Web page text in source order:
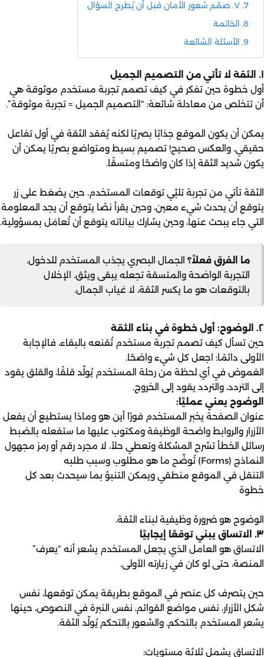
٧. صمّم شعور الأمان قبل أن يُطرح السؤال
الخاتمة
الأسئلة الشائعة
١. الثقة لا تأتي من التصميم الجميل
أول خطوة حين تفكر في كيف تصمم تجربة مستخدم موثوقة هي
أن تتخلص من معادلة شائعة: “التصميم الجميل = تجربة موثوقة”.
يمكن أن يكون الموقع جذابًا بصريًا لكنه يُفقد الثقة في أول تفاعل
حقيقي. والعكس صحيح! تصميم بسيط ومتواضع بصريًا يمكن أن
يكون شديد الثقة إذا كان واضحًا ومتسقًا.
الثقة تأتي من تجربة تلبّي توقعات المستخدم. حين يضغط على زر
يتوقع أن يحدث شيء معين، وحين يقرأ نصًا يتوقع أن يجد المعلومة
التي جاء يبحث عنها، وحين يشارك بياناته يتوقع أن تُعامَل بمسؤولية.
ما الفرق فعلاً؟ الجمال البصري يجذب المستخدم للدخول.
التجربة الواضحة والمتسقة تجعله يبقى ويثق. الإخلال
بالتوقعات هو ما يكسر الثقة، لا غياب الجمال.
٢. الوضوح: أول خطوة في بناء الثقة
حين تسأل كيف تصمم تجربة مستخدم تُقنعه بالبقاء، فالإجابة
الأولى دائمًا: اجعل كل شيء واضحًا.
الغموض في أي لحظة من رحلة المستخدم يُولّد قلقًا، والقلق يقود
إلى التردد، والتردد يقود إلى الخروج.
الوضوح يعني عمليًا:
عنوان الصفحة يخبر المستخدم فورًا أين هو وماذا يستطيع أن يفعل
الأزرار والروابط واضحة الوظيفة ومكتوب عليها ما ستفعله بالضبط
رسائل الخطأ تشرح المشكلة وتعطي حلاً، لا مجرد رقم أو رمز مجهول
النماذج (Forms) تُوضّح ما هو مطلوب وسبب طلبه
التنقل في الموقع منطقي ويمكن التنبؤ بما سيحدث بعد كل
خطوة
الوضوح هو ضرورة وظيفية لبناء الثقة.
٣. الاتساق يبني توقعًا إيجابيًا
الاتساق هو العامل الذي يجعل المستخدم يشعر أنه “يعرف”
المنصة، حتى لو كان في زيارته الأولى.
حين يتصرف كل عنصر في الموقع بطريقة يمكن توقعها، نفس
شكل الأزرار، نفس مواضع القوائم، نفس النبرة في النصوص، حينها
يشعر المستخدم بالتحكم. والشعور بالتحكم يُولّد الثقة.
الاتساق يشمل ثلاثة مستويات: